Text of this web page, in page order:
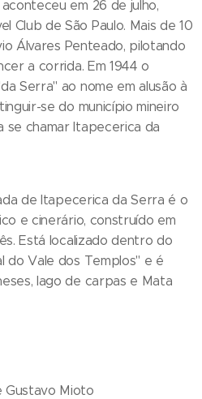
em 26 de julho,
Club de São Paulo. Mais de 10
Álvares Penteado, pilotando
a corrida. Em 1944 o
Serra" ao nome em alusão à
se do município mineiro
se chamar Itapecerica da
de Itapecerica da Serra é o
e cinerário, construído em
Está localizado dentro do
do Vale dos Templos" e é
lago de carpas e Mata
Gustavo Mioto